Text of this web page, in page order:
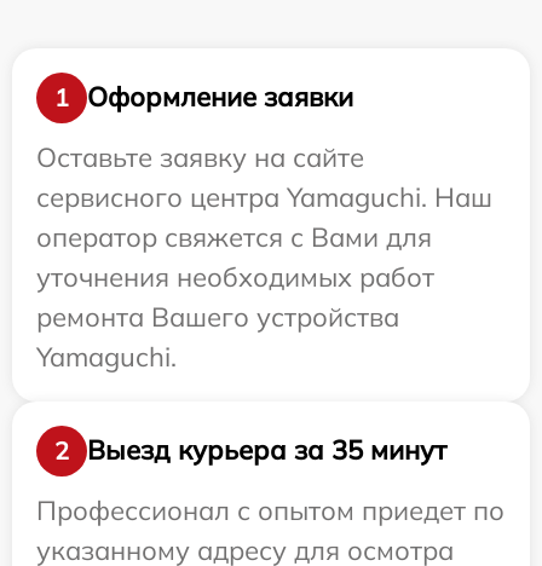
1
Оформление заявки
Оставьте заявку на сайте
сервисного центра Yamaguchi. Наш
оператор свяжется с Вами для
уточнения необходимых работ
ремонта Вашего устройства
Yamaguchi.
2
Выезд курьера за 35 минут
Профессионал с опытом приедет по
указанному адресу для осмотра